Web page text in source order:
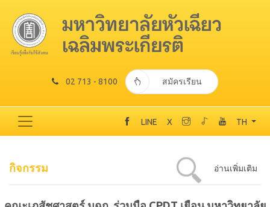
02 713 - 8100 สมัครเรียน
LINE X TH
กิจกรรม อ่านเพิ่มเติม